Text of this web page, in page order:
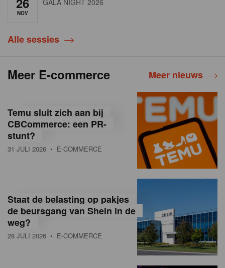
NOV
Alle sessies
Meer E-commerce Meer nieuws
Temu sluit zich aan bij
CBCommerce: een PR-
stunt?
31 JULI 2026 • E-COMMERCE
Staat de belasting op pakjes
de beursgang van Shein in de
weg?
28 JULI 2026 • E-COMMERCE